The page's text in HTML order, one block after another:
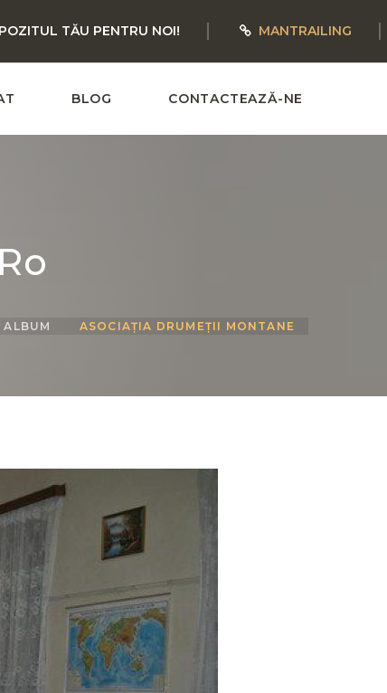
TĂU PENTRU NOI! MANTRAILING
BLOG CONTACTEAZĂ-NE
ALBUM ASOCIAȚIA DRUMEȚII MONTANE